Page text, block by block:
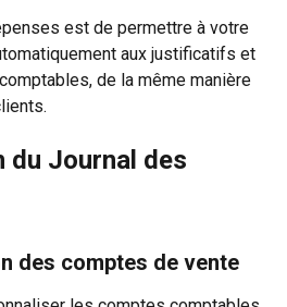
est de permettre à votre
aux justificatifs et
de la même manière
du Journal des
des comptes de vente